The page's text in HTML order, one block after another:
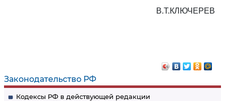
Законодательство РФ
Кодексы РФ в действующей редакции
В.Т.КЛЮЧЕРЕВ